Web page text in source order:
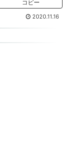
コピー
2020.11.16